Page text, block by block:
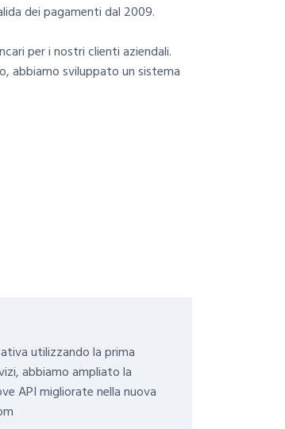
dei pagamenti dal 2009.
per i nostri clienti aziendali.
abbiamo sviluppato un sistema
utilizzando la prima
abbiamo ampliato la
API migliorate nella nuova